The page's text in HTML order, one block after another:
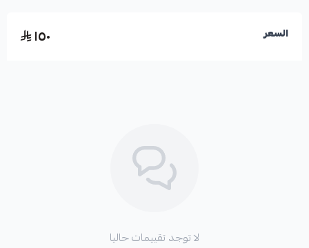
السعر ١٥٠
لا توجد تقييمات حاليا